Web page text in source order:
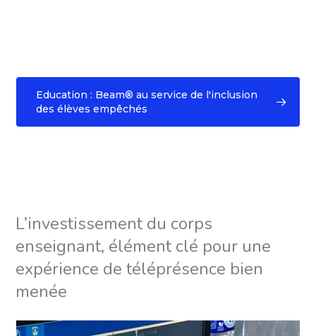
Education : Beam® au service de l'inclusion
des élèves empêchés
L’investissement du corps
enseignant, élément clé pour une
expérience de téléprésence bien
menée